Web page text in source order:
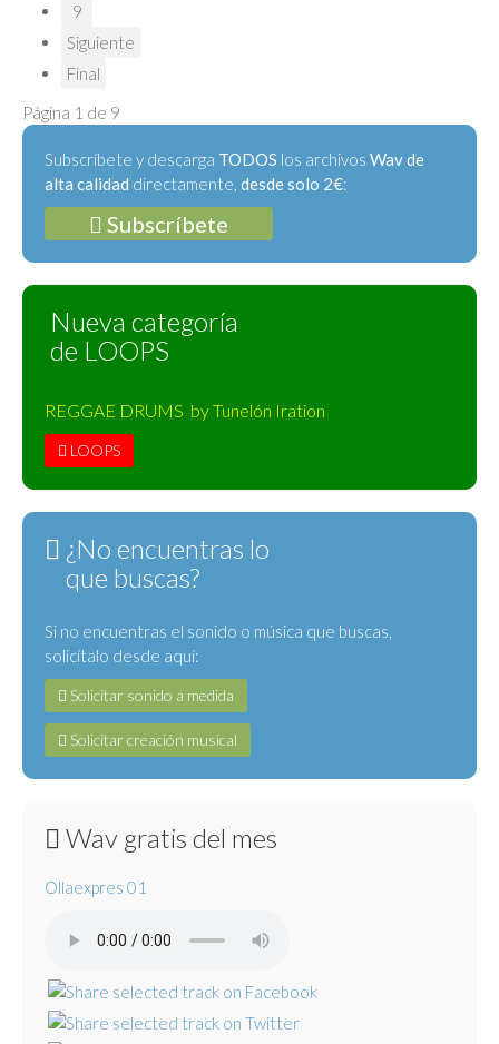
9
Siguiente
Final
Página 1 de 9
Subscríbete y descarga TODOS los archivos Wav de
alta calidad directamente, desde solo 2€:
Subscríbete
Nueva categoría
de LOOPS
REGGAE DRUMS by Tunelón Iration
LOOPS
¿No encuentras lo
que buscas?
Si no encuentras el sonido o música que buscas,
solicítalo desde aquí:
Solicitar sonido a medida
Solicitar creación musical
Wav gratis del mes
Ollaexpres 01